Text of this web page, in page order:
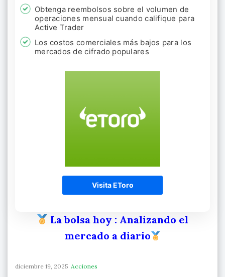
Obtenga reembolsos sobre el volumen de
operaciones mensual cuando califique para
Active Trader
Los costos comerciales más bajos para los
mercados de cifrado populares
Visita EToro
La bolsa hoy : Analizando el
mercado a diario
diciembre 19, 2025 Acciones